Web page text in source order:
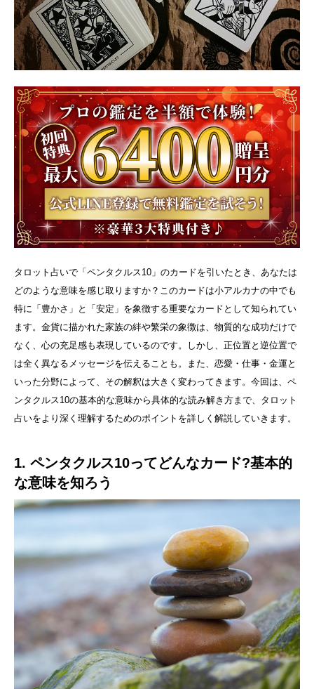
タロット占いで「ペンタクルス10」のカードを引いたとき、あなたは
どのような意味を感じ取りますか？このカードは小アルカナの中でも
特に「豊かさ」と「安定」を象徴する重要なカードとして知られてい
ます。金貨に描かれた家族の絆や繁栄の象徴は、物質的な成功だけで
なく、心の充足感も表現しているのです。しかし、正位置と逆位置で
は全く異なるメッセージを伝えることも。また、恋愛・仕事・金運と
いった分野によって、その解釈は大きく変わってきます。今回は、ペ
ンタクルス10の基本的な意味から具体的な読み解き方まで、タロット
占いをより深く理解するためのポイントを詳しく解説していきます。
1. ペンタクルス10ってどんなカード?基本的
な意味を知ろう